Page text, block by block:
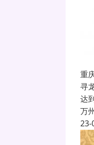
重
寻
达
万
23-